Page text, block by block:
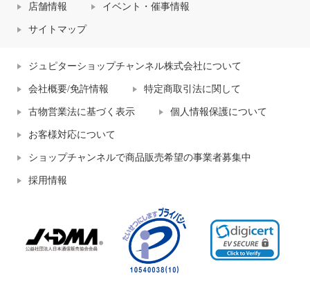
店舗情報 イベント・催事情報
サイトマップ
ジュピターショップチャンネル株式会社について
会社概要/免許情報 特定商取引法に関して
古物営業法に基づく表示 個人情報保護について
お客様対応について
ショップチャンネルで商品販売希望の事業者募集中
採用情報